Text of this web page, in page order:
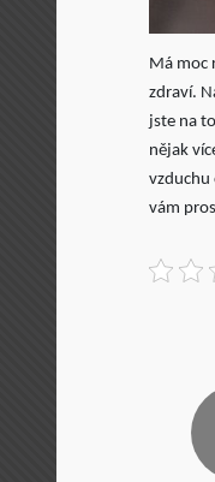
Má moc
zdraví.
jste na
nějak
vzduchu
vám